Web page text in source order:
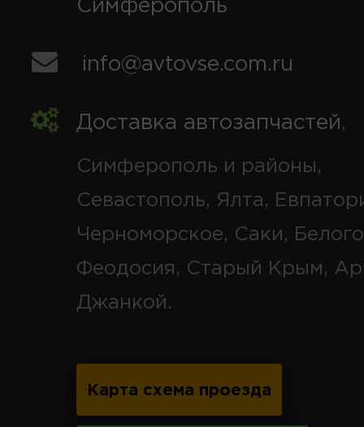
Симферополь
info@avtovse.com.ru
Доставка автозапчастей,
Симферополь и районы,
Севастополь, Ялта,
Черноморское, Саки,
Феодосия, Старый Крым,
Джанкой.
Карта схема проезда